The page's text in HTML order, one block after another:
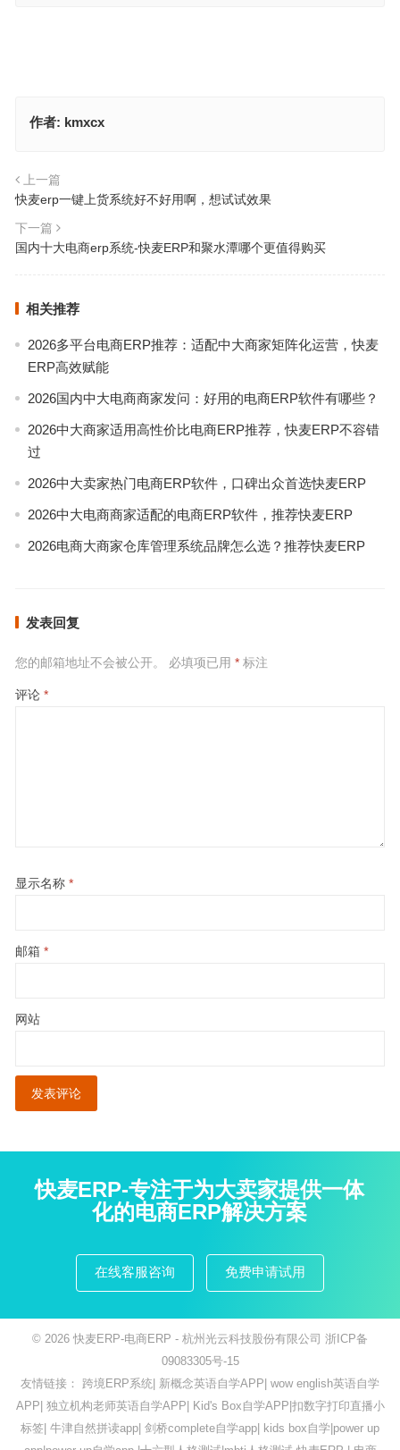
作者: kmxcx
上一篇
快麦erp一键上货系统好不好用啊，想试试效果
下一篇
国内十大电商erp系统-快麦ERP和聚水潭哪个更值得购买
相关推荐
2026多平台电商ERP推荐：适配中大商家矩阵化运营，快麦
ERP高效赋能
2026国内中大电商商家发问：好用的电商ERP软件有哪些？
2026中大商家适用高性价比电商ERP推荐，快麦ERP不容错
过
2026中大卖家热门电商ERP软件，口碑出众首选快麦ERP
2026中大电商商家适配的电商ERP软件，推荐快麦ERP
2026电商大商家仓库管理系统品牌怎么选？推荐快麦ERP
发表回复
您的邮箱地址不会被公开。 必填项已用 *标注
评论 *
显示名称 *
邮箱 *
网站
快麦ERP-专注于为大卖家提供一体
化的电商ERP解决方案
在线客服咨询 免费申请试用
© 2026 快麦ERP-电商ERP - 杭州光云科技股份有限公司 浙ICP备
09083305号-15
友情链接： 跨境ERP系统| 新概念英语自学APP| wow english英语自学
APP| 独立机构老师英语自学APP| Kid's Box自学APP|扣数字打印直播小
标签| 牛津自然拼读app| 剑桥complete自学app| kids box自学|power up